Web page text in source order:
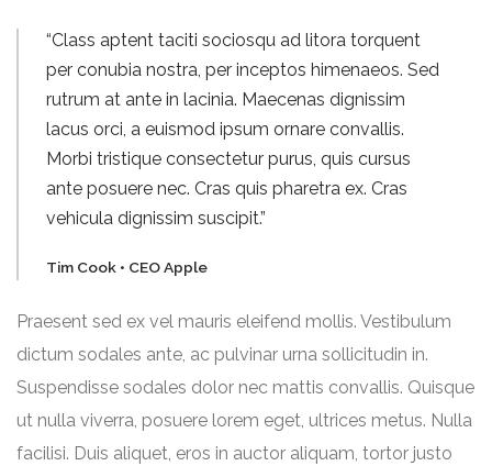
“Class aptent taciti sociosqu ad litora torquent
per conubia nostra, per inceptos himenaeos. Sed
rutrum at ante in lacinia. Maecenas dignissim
lacus orci, a euismod ipsum ornare convallis.
Morbi tristique consectetur purus, quis cursus
ante posuere nec. Cras quis pharetra ex. Cras
vehicula dignissim suscipit.”
Tim Cook • CEO Apple
Praesent sed ex vel mauris eleifend mollis. Vestibulum
dictum sodales ante, ac pulvinar urna sollicitudin in.
Suspendisse sodales dolor nec mattis convallis. Quisque
ut nulla viverra, posuere lorem eget, ultrices metus. Nulla
facilisi. Duis aliquet, eros in auctor aliquam, tortor justo